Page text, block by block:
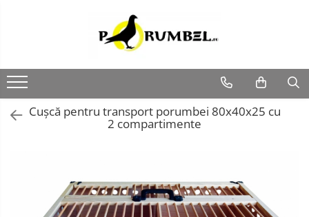
Cușcă pentru transport porumbei 80x40x25 cu
2 compartimente